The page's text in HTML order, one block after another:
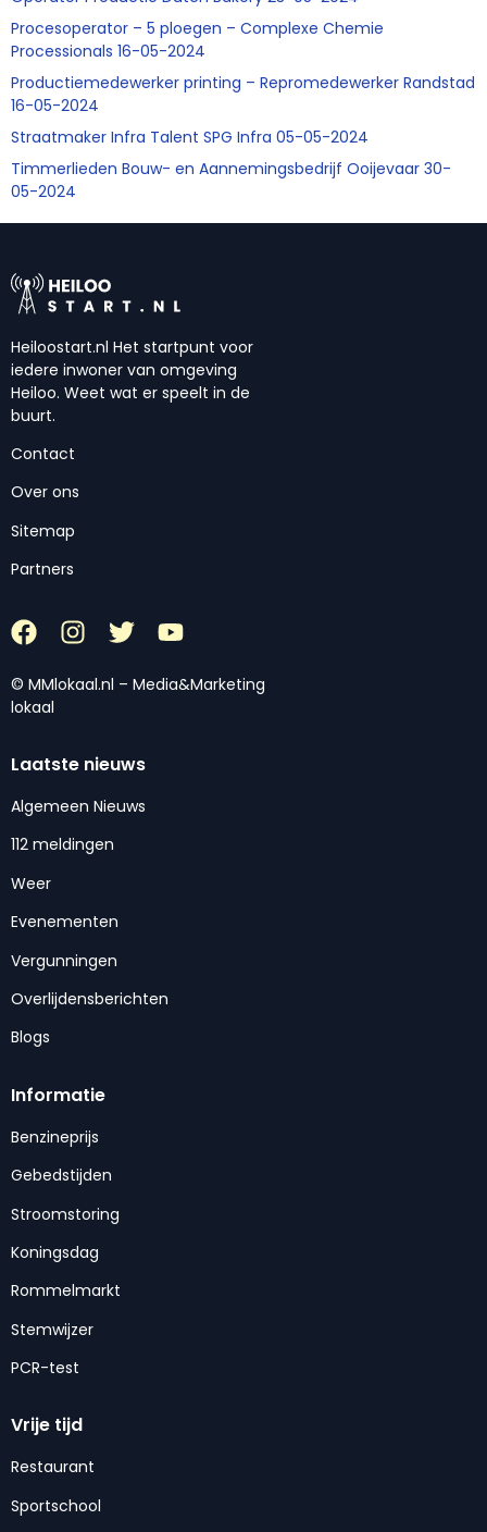
Procesoperator – 5 ploegen – Complexe Chemie
Processionals 16-05-2024
Productiemedewerker printing – Repromedewerker Randstad
16-05-2024
Straatmaker Infra Talent SPG Infra 05-05-2024
Timmerlieden Bouw- en Aannemingsbedrijf Ooijevaar 30-
05-2024
Heiloostart.nl Het startpunt voor
iedere inwoner van omgeving
Heiloo. Weet wat er speelt in de
buurt.
Contact
Over ons
Sitemap
Partners
© MMlokaal.nl – Media&Marketing
lokaal
Laatste nieuws
Algemeen Nieuws
112 meldingen
Weer
Evenementen
Vergunningen
Overlijdensberichten
Blogs
Informatie
Benzineprijs
Gebedstijden
Stroomstoring
Koningsdag
Rommelmarkt
Stemwijzer
PCR-test
Vrije tijd
Restaurant
Sportschool